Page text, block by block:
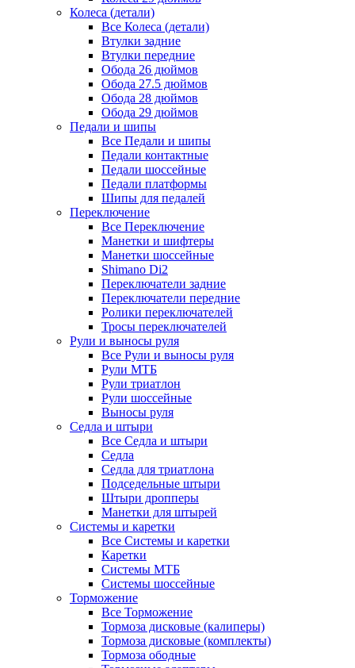
Колеса (детали)
Все Колеса (детали)
Втулки задние
Втулки передние
Обода 26 дюймов
Обода 27.5 дюймов
Обода 28 дюймов
Обода 29 дюймов
Педали и шипы
Все Педали и шипы
Педали контактные
Педали шоссейные
Педали платформы
Шипы для педалей
Переключение
Все Переключение
Манетки и шифтеры
Манетки шоссейные
Shimano Di2
Переключатели задние
Переключатели передние
Ролики переключателей
Тросы переключателей
Рули и выносы руля
Все Рули и выносы руля
Рули МТБ
Рули триатлон
Рули шоссейные
Выносы руля
Седла и штыри
Все Седла и штыри
Седла
Седла для триатлона
Подседельные штыри
Штыри дропперы
Манетки для штырей
Системы и каретки
Все Системы и каретки
Каретки
Системы МТБ
Системы шоссейные
Торможение
Все Торможение
Тормоза дисковые (калиперы)
Тормоза дисковые (комплекты)
Тормоза ободные